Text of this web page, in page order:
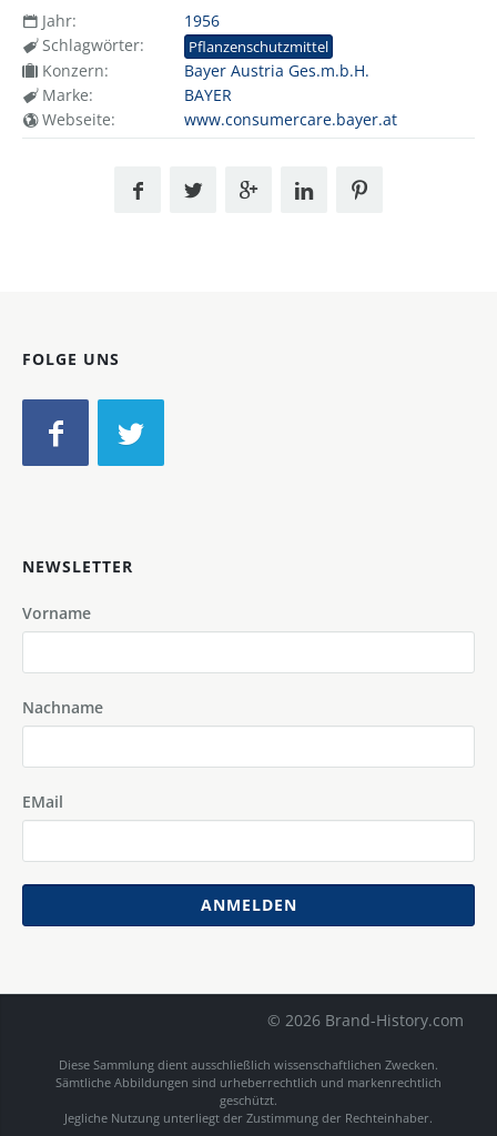
Jahr:
1956
Schlagwörter:
Pflanzenschutzmittel
Konzern:
Bayer Austria Ges.m.b.H.
Marke:
BAYER
Webseite:
www.consumercare.bayer.at
FOLGE UNS
NEWSLETTER
Vorname
Nachname
EMail
ANMELDEN
© 2026 Brand-History.com
Diese Sammlung dient ausschließlich wissenschaftlichen Zwecken.
Sämtliche Abbildungen sind urheberrechtlich und markenrechtlich
geschützt.
Jegliche Nutzung unterliegt der Zustimmung der Rechteinhaber.